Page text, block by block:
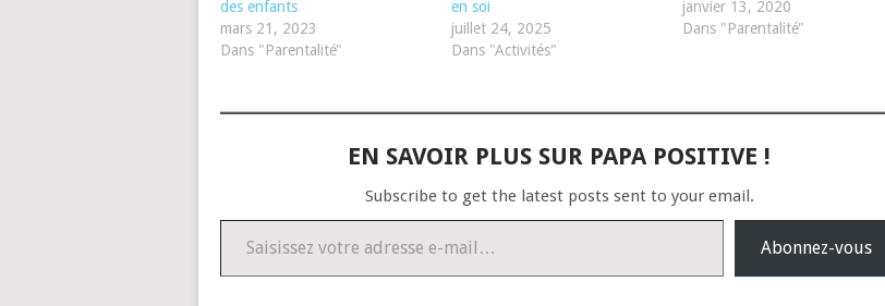
des enfants
mars 21, 2023
Dans "Parentalité"
en soi
juillet 24, 2025
Dans "Activités"
janvier 13, 2020
Dans "Parentalité"
EN SAVOIR PLUS SUR PAPA POSITIVE !
Subscribe to get the latest posts sent to your email.
Saisissez votre adresse e-mail…
Abonnez-vous